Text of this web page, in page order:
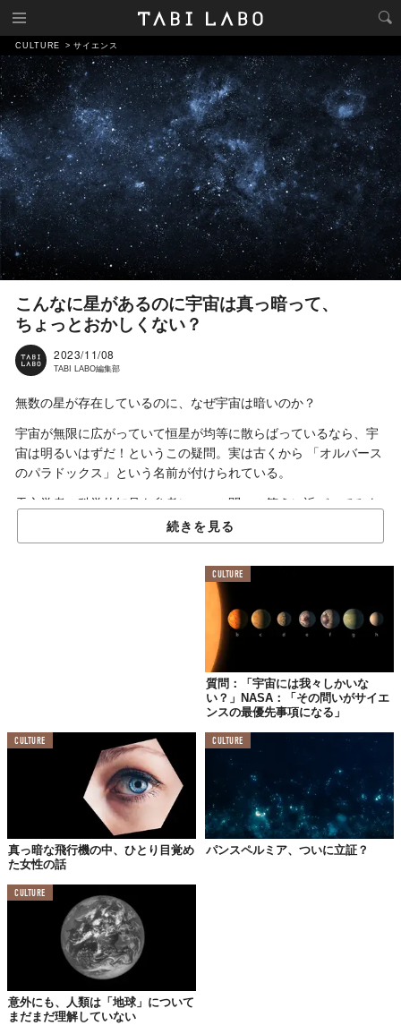
CULTURE サイエンス
こんなに星があるのに宇宙は真っ暗って、
ちょっとおかしくない？
2023/11/08
TABI LABO編集部
無数の星が存在しているのに、なぜ宇宙は暗いのか？
宇宙が無限に広がっていて恒星が均等に散らばっているなら、宇
宙は明るいはずだ！というこの疑問。実は古くから 「オルバース
のパラドックス」という名前が付けられている。
天文学者の科学的知見を参考に、この問いの答えに近づいてみよ
約2000億個の星があると推定され、その
を放っているという。では、な
ぜ宇宙はまばゆい光で満たされないのか？
有限
宇宙の誕生は約130億年前。天文学に換算すればこれはまだまだ
短いため、約130億光年よりも遠い星からの光はまだ地球に届い
ていないのだそう。したがって、私たちが毎晩見ている星は宇宙
にある星のほんの一部で、宇宙が光で包まれる光景を確認するの
は、事実上不可能らしい。
では、ずっと待っていれば宇宙はいずれ明るくなるのだろうか？
答えは、NO。なぜなら、宇宙はこの瞬間も膨張 を続けており、最
も遠くにある銀河はほぼ光の速度で地球から遠ざかっているため
だ。さらに、ドップラー効果により星からの光は人間の目には見
えない色に変化するため、たとえ光が届くのを待つ十分な時間が
あったとしても、遠くにある星からの光を見ることは不可能であ
る、とのこと……。
TABI LABO編集部
こういう“冷静になったときに頭に浮かぶ謎”の
解明に本気で挑める科学者たちは、尊敬でしか
続きを見る
CULTURE
質問：「宇宙には我々しかいな
い？」NASA：「その問いがサイエ
ンスの最優先事項になる」
CULTURE
真っ暗な飛行機の中、ひとり目覚め
た女性の話
CULTURE
パンスペルミア、ついに立証？
CULTURE
意外にも、人類は「地球」について
まだまだ理解していない